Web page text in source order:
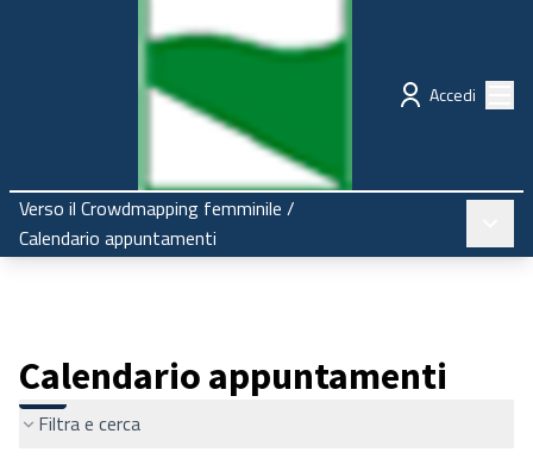
Regione Emilia-Romagna Partecipazione
Accedi
Verso il Crowdmapping femminile /
Calendario appuntamenti
Calendario appuntamenti
Filtra e cerca